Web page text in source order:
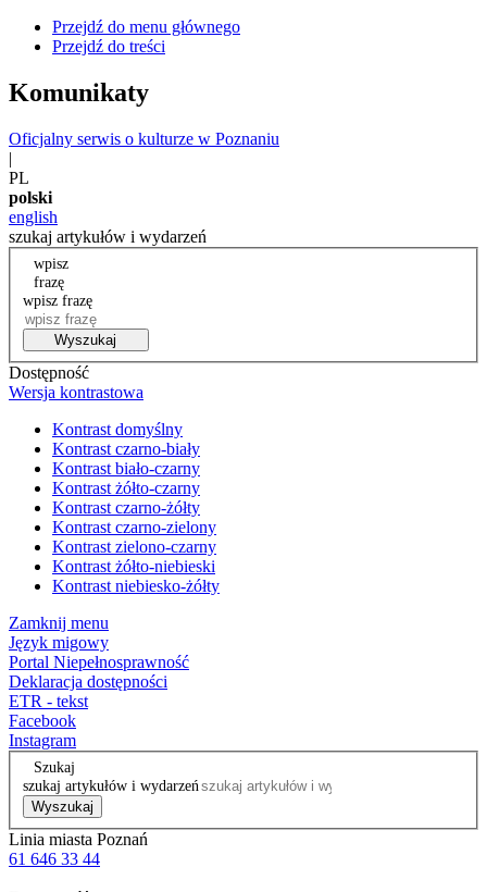
Przejdź do menu głównego
Przejdź do treści
Komunikaty
Oficjalny serwis o kulturze w Poznaniu
|
PL
polski
english
szukaj artykułów i wydarzeń
wpisz
frazę
wpisz frazę
Wyszukaj
Dostępność
Wersja kontrastowa
Kontrast domyślny
Kontrast czarno-biały
Kontrast biało-czarny
Kontrast żółto-czarny
Kontrast czarno-żółty
Kontrast czarno-zielony
Kontrast zielono-czarny
Kontrast żółto-niebieski
Kontrast niebiesko-żółty
Zamknij menu
Język migowy
Portal Niepełnosprawność
Deklaracja dostępności
ETR - tekst
Facebook
Instagram
Szukaj
szukaj artykułów i wydarzeń
Wyszukaj
Linia miasta Poznań
61 646 33 44